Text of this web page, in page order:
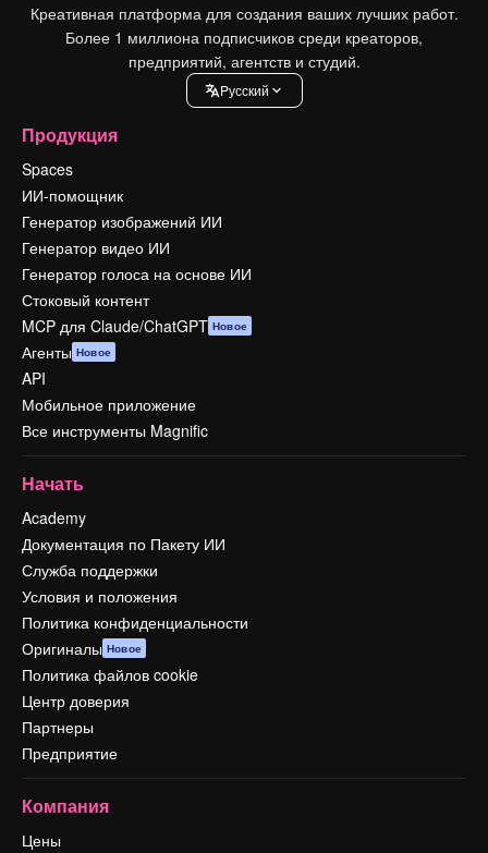
Креативная платформа для создания ваших лучших работ.
Более 1 миллиона подписчиков среди креаторов,
предприятий, агентств и студий.
Pусский
Продукция
Spaces
ИИ-помощник
Генератор изображений ИИ
Генератор видео ИИ
Генератор голоса на основе ИИ
Стоковый контент
MCP для Claude/ChatGPT Новое
Агенты Новое
API
Мобильное приложение
Все инструменты Magnific
Начать
Academy
Документация по Пакету ИИ
Служба поддержки
Условия и положения
Политика конфиденциальности
Оригиналы Новое
Политика файлов cookie
Центр доверия
Партнеры
Предприятие
Компания
Цены